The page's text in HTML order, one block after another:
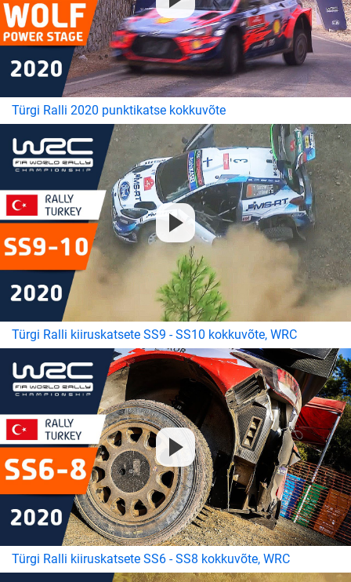
Türgi Ralli 2020 punktikatse kokkuvõte
Türgi Ralli kiiruskatsete SS9 - SS10 kokkuvõte, WRC
Türgi Ralli kiiruskatsete SS6 - SS8 kokkuvõte, WRC